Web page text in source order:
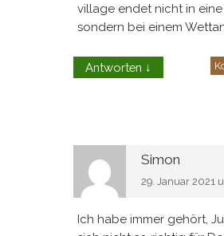
village endet nicht in
sondern bei einem
Antworten ↓
Simon
29. Januar 2021
Ich habe immer gehört,